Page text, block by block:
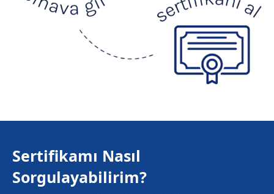
Sertifikamı Nasıl
Sorgulayabilirim?